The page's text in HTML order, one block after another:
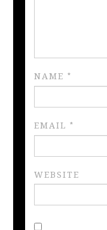
NAME*
EMAIL*
WEBSITE